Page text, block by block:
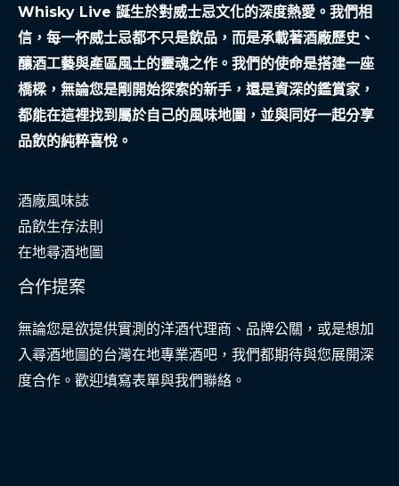
Whisky Live 誕生於對威士忌文化的深度熱愛。我們相
信，每一杯威士忌都不只是飲品，而是承載著酒廠歷史、
釀酒工藝與產區風土的靈魂之作。我們的使命是搭建一座
橋樑，無論您是剛開始探索的新手，還是資深的鑑賞家，
都能在這裡找到屬於自己的風味地圖，並與同好一起分享
品飲的純粹喜悅。
酒廠風味誌
品飲生存法則
在地尋酒地圖
合作提案
無論您是欲提供實測的洋酒代理商、品牌公關，或是想加
入尋酒地圖的台灣在地專業酒吧，我們都期待與您展開深
度合作。歡迎填寫表單與我們聯絡。